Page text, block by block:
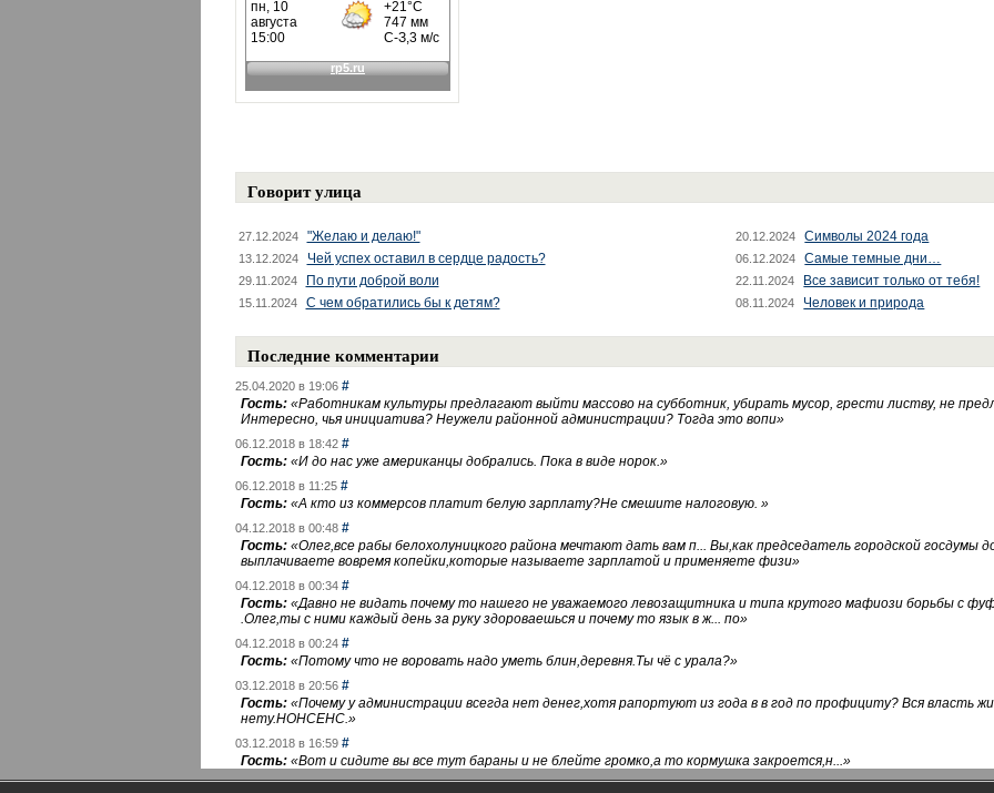
Говорит улица
27.12.2024 "Желаю и делаю!" 20.12.2024 Символы 2024 года
13.12.2024 Чей успех оставил в сердце радость? 06.12.2024 Самые темные дни…
29.11.2024 По пути доброй воли 22.11.2024 Все зависит только от тебя!
15.11.2024 С чем обратились бы к детям? 08.11.2024 Человек и природа
Последние комментарии
25.04.2020 в 19:06 #
Гость: «Работникам культуры предлагают выйти массово на субботник, убирать мусор, грести листву, не
Интересно, чья инициатива? Неужели районной администрации? Тогда это вопи»
06.12.2018 в 18:42 #
Гость: «И до нас уже американцы добрались. Пока в виде норок.»
06.12.2018 в 11:25 #
Гость: «А кто из коммерсов платит белую зарплату?Не смешите налоговую. »
04.12.2018 в 00:48 #
Гость: «Олег,все рабы белохолуницкого района мечтают дать вам п... Вы,как председатель городской госдумы
выплачиваете вовремя копейки,которые называете зарплатой и применяете физи»
04.12.2018 в 00:34 #
Гость: «Давно не видать почему то нашего не уважаемого левозащитника и типа крутого мафиози борьбы с
.Олег,ты с ними каждый день за руку здороваешься и почему то язык в ж... по»
04.12.2018 в 00:24 #
Гость: «Потому что не воровать надо уметь блин,деревня.Ты чё с урала?»
03.12.2018 в 20:56 #
Гость: «Почему у администрации всегда нет денег,хотя рапортуют из года в в год по профициту? Вся власть
нету.НОНСЕНС.»
03.12.2018 в 16:59 #
Гость: «Вот и сидите вы все тут бараны и не блейте громко,а то кормушка закроется,н...»